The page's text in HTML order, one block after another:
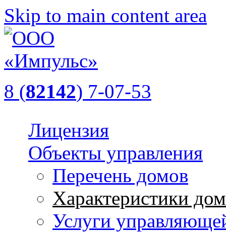
Skip to main content area
8 (82142) 7-07-53
Лицензия
Объекты управления
Перечень домов
Характеристики
Услуги